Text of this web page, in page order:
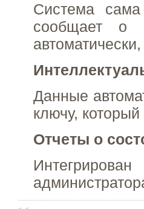
Система
сообщает о
Данные
ключу,
Отчеты о